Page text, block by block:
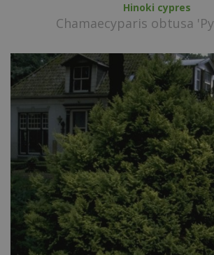
Hinoki cypres
Chamaecyparis obtusa